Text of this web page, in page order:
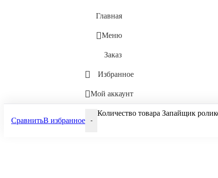
Главная
Меню
Заказ
Избранное
Мой аккаунт
СравнитьВ избранное -
Количество товара Запайщик